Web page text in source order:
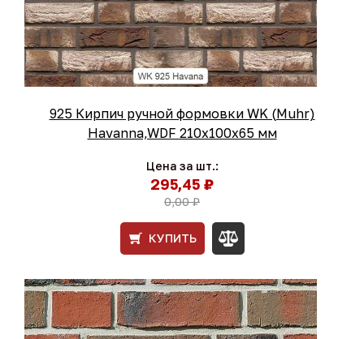
925 Кирпич ручной формовки WK (Muhr)
Havanna,WDF 210х100х65 мм
Цена за шт.:
295,45 ₽
0,00 ₽
КУПИТЬ